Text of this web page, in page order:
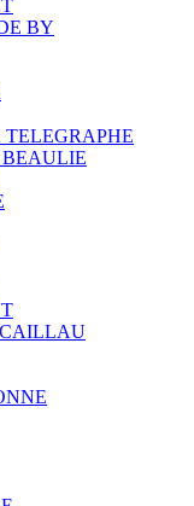
BY
CAILLAU